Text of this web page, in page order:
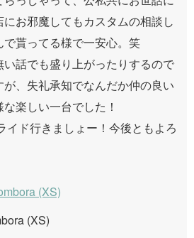
お邪魔してもカスタムの相談し
貰ってる様で一安心。笑
話でも盛り上がったりするので
、失礼承知でなんだか仲の良い
楽しい一台でした！
イド行きましょー！今後ともよろ
(XS)